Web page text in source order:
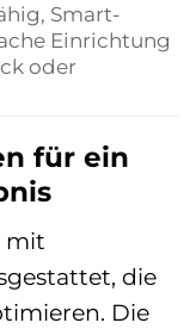
Smart-
Einrichtung
oder
für ein
mit
die
Die